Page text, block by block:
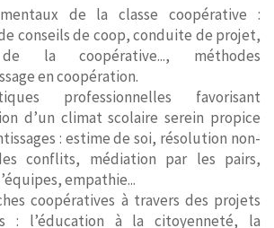
de la classe coopérative :
conseils de coop, conduite de projet,
la coopérative..., méthodes
en coopération.
professionnelles favorisant
d’un climat scolaire serein propice
: estime de soi, résolution non-
conflits, médiation par les pairs,
empathie...
coopératives à travers des projets
: l’éducation à la citoyenneté, la